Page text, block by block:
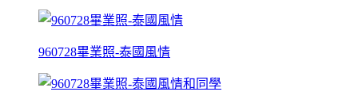
960728畢業照-泰國風情